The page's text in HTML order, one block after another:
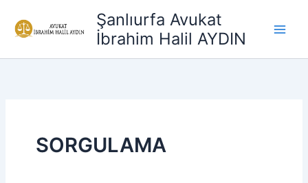
atla
Şanlıurfa Avukat
İbrahim Halil AYDIN
SORGULAMA